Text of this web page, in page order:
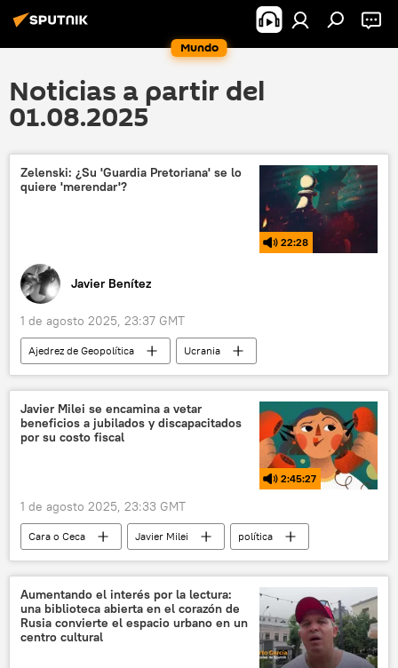
Mundo
Noticias a partir del
01.08.2025
Zelenski: ¿Su 'Guardia Pretoriana' se lo
quiere 'merendar'?
22:28
Javier Benítez
1 de agosto 2025, 23:37 GMT
Ajedrez de Geopolítica
Ucrania
Volodímir Zelenski
Rusia
Javier Milei se encamina a vetar
beneficios a jubilados y discapacitados
por su costo fiscal
2:45:27
1 de agosto 2025, 23:33 GMT
Cara o Ceca Javier Milei
política
Propuesta Republicana (PRO)
Casa Rosada
Aumentando el interés por la lectura:
una biblioteca abierta en el corazón de
Rusia convierte el espacio urbano en un
centro cultural